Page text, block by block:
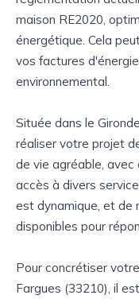
maison RE2020,
énergétique. Cela
vos factures
environnemental.
Située dans le
réaliser votre projet
de vie agréable,
accès à divers
est dynamique, et de
disponibles pour
Pour concrétiser
Fargues (33210), il